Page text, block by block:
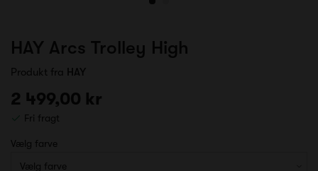
HAY Arcs Trolley High
Produkt fra HAY
2 499,00 kr
Fri fragt
Vælg farve